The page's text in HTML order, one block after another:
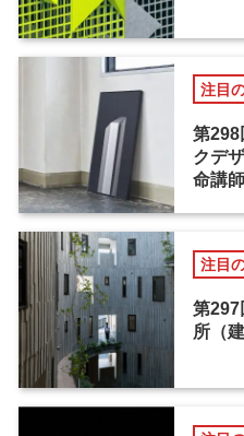
注目
第298
クデ
命講師
注目
第297
所（